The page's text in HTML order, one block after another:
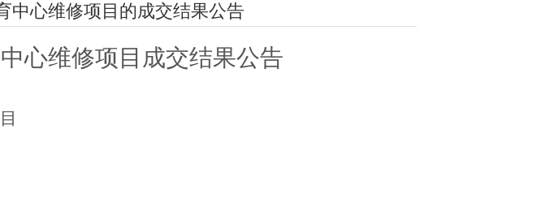
中心维修项目的成交结果公告
心维修项目 成交结果公告